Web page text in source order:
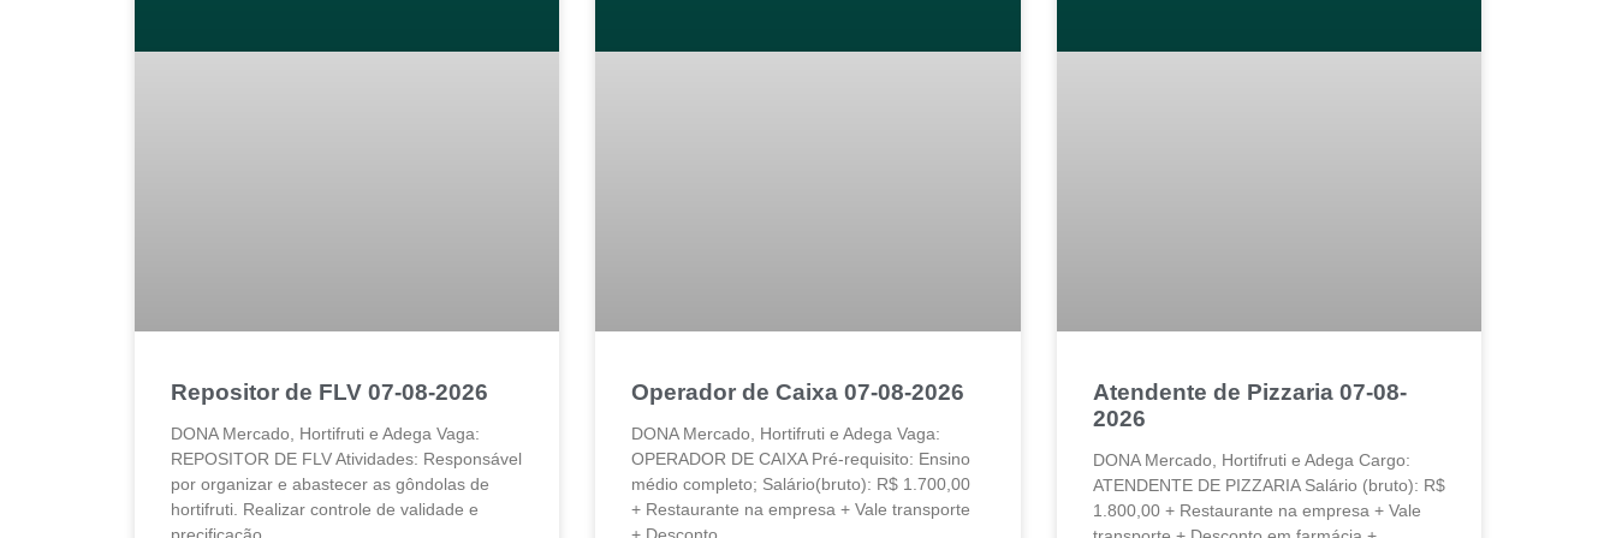
Repositor de FLV 07-08-2026
DONA Mercado, Hortifruti e Adega Vaga:
REPOSITOR DE FLV Atividades: Responsável
por organizar e abastecer as gôndolas de
hortifruti. Realizar controle de validade e
Operador de Caixa 07-08-2026
DONA Mercado, Hortifruti e Adega Vaga:
OPERADOR DE CAIXA Pré-requisito: Ensino
médio completo; Salário(bruto): R$ 1.700,00
+ Restaurante na empresa + Vale transporte
Atendente de Pizzaria 07-08-
2026
DONA Mercado, Hortifruti e Adega Cargo:
ATENDENTE DE PIZZARIA Salário (bruto): R$
1.800,00 + Restaurante na empresa + Vale